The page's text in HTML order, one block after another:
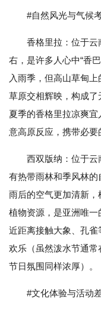
#自然风光与气候
香格里拉：位于云
右，是许多人心中“香
入雨季，但高山草甸
草原交相辉映，构成了
夏季的香格里拉凉爽
意高原反应，携带必要
西双版纳：位于
有热带雨林和季风林
雨后的空气更加清新
植物资源，是亚洲唯
近距离接触大象、孔
欢乐（虽然泼水节通
节日氛围同样浓厚）。
#文化体验与活动